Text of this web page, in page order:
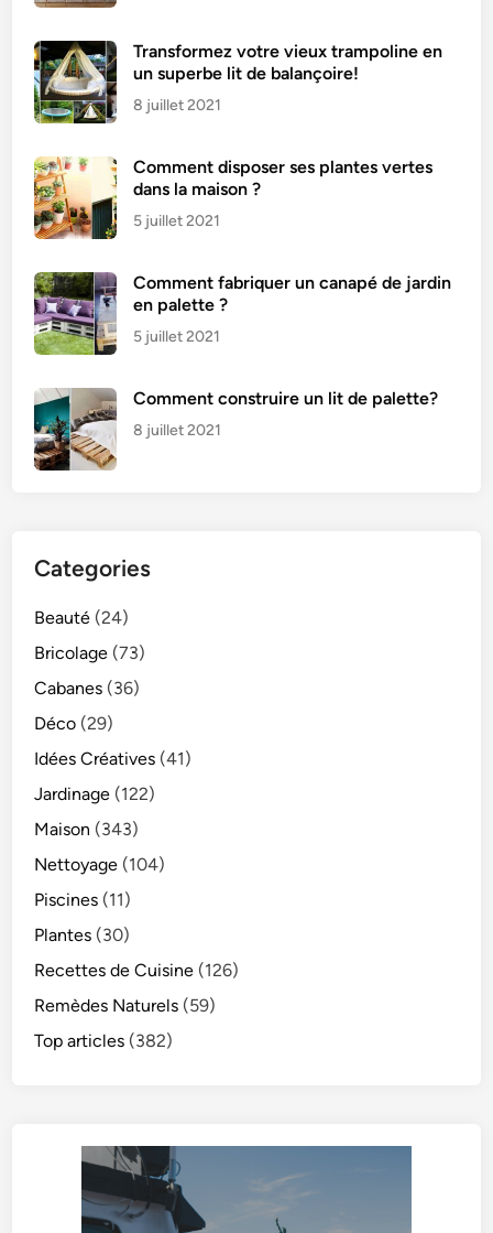
Transformez votre vieux trampoline en
un superbe lit de balançoire!
8 juillet 2021
Comment disposer ses plantes vertes
dans la maison ?
5 juillet 2021
Comment fabriquer un canapé de jardin
en palette ?
5 juillet 2021
Comment construire un lit de palette?
8 juillet 2021
Categories
Beauté (24)
Bricolage (73)
Cabanes (36)
Déco (29)
Idées Créatives (41)
Jardinage (122)
Maison (343)
Nettoyage (104)
Piscines (11)
Plantes (30)
Recettes de Cuisine (126)
Remèdes Naturels (59)
Top articles (382)